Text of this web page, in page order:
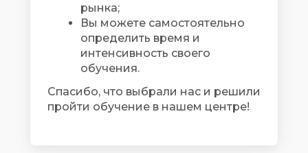
рынка;
Вы можете самостоятельно
определить время и
интенсивность своего
обучения.
Спасибо, что выбрали нас и решили
пройти обучение в нашем центре!